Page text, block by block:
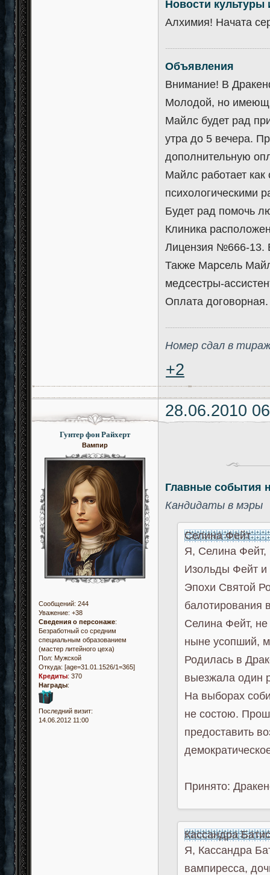
Новости культуры
Алхимия! Начата
Объявления
Внимание! В
Молодой, но
Майлс будет рад
утра до 5 вечера.
дополнительную
Майлс работает
психологическими
Будет рад помочь
Клиника
Лицензия №666-13.
Также Марсель
медсестры-
Оплата договорная.
Номер сдал в
+2
28.06.2010
Гунтер фон Райхерт
Вампир
Сообщений: 244
Уважение: +38
Сведения о персонаже:
Безработный со средним
специальным образованием
(мастер литейного цеха)
Пол: Мужской
Откуда: [age=31.01.1526/1=365]
Кредиты: 370
Награды:
Последний визит:
14.06.2012 11:00
Главные события
Кандидаты в мэры
Селина Фейт
Я, Селина Фейт,
Изольды Фейт и
Эпохи Святой
балотирования
Селина Фейт,
ныне усопший,
Родилась в
выезжала один
На выборах
не состою.
предоставить
Принято:
Кассандра
Я, Кассандра
вампиресса,